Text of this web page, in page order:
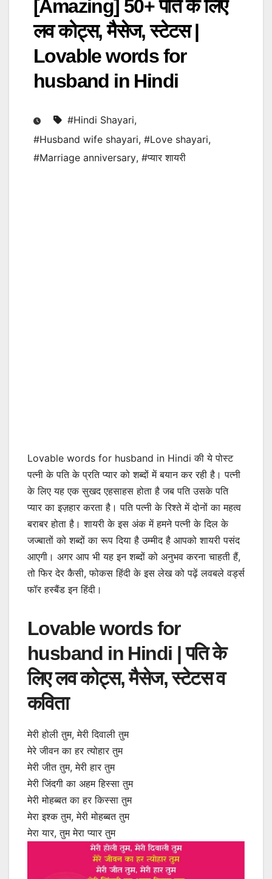
[Amazing] 50+ पति के लिए
लव कोट्स, मैसेज, स्टेटस |
Lovable words for
husband in Hindi
#Hindi Shayari,
#Husband wife shayari, #Love shayari,
#Marriage anniversary, #प्यार शायरी
Lovable words for husband in Hindi की ये पोस्ट
पत्नी के पति के प्रतिप्यार को शब्दों में बयान कर रही है। पत्नी
के लिए यह एक सुखद एहसाहस होता है जब पति उसके पति
प्यार का इज़हार करता है। पति पत्नी के रिश्ते में दोनों का महत्व
बराबर होता है। शायरी के इस अंक में हमने पत्नी के दिल के
जज्बातों को शब्दों का रूप दिया है उम्मीद है आपको शायरीपसंद
आएगी। अगर आप भी यह इन शब्दों को अनुभव करना चाहती हैं,
तो फिर देर कैसी,फोकस हिंदी के इस लेख को पढ़ें लवबले वर्ड्स
फॉर हस्बैंड इन हिंदी।
Lovable words for
husband in Hindi |पति के
लिए लव कोट्स, मैसेज, स्टेटस व
कविता
मेरी होली तुम, मेरी दिवाली तुम
मेरे जीवन का हर त्योहार तुम
मेरी जीत तुम, मेरी हार तुम
मेरी जिंदगी का अहम हिस्सा तुम
मेरी मोहब्बत का हर किस्सा तुम
मेरा इश्क तुम, मेरी मोहब्बत तुम
मेरा यार, तुम मेरा प्यार तुम